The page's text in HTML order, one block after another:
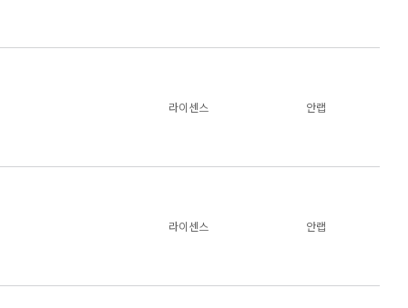
라이센스 안랩
라이센스 안랩